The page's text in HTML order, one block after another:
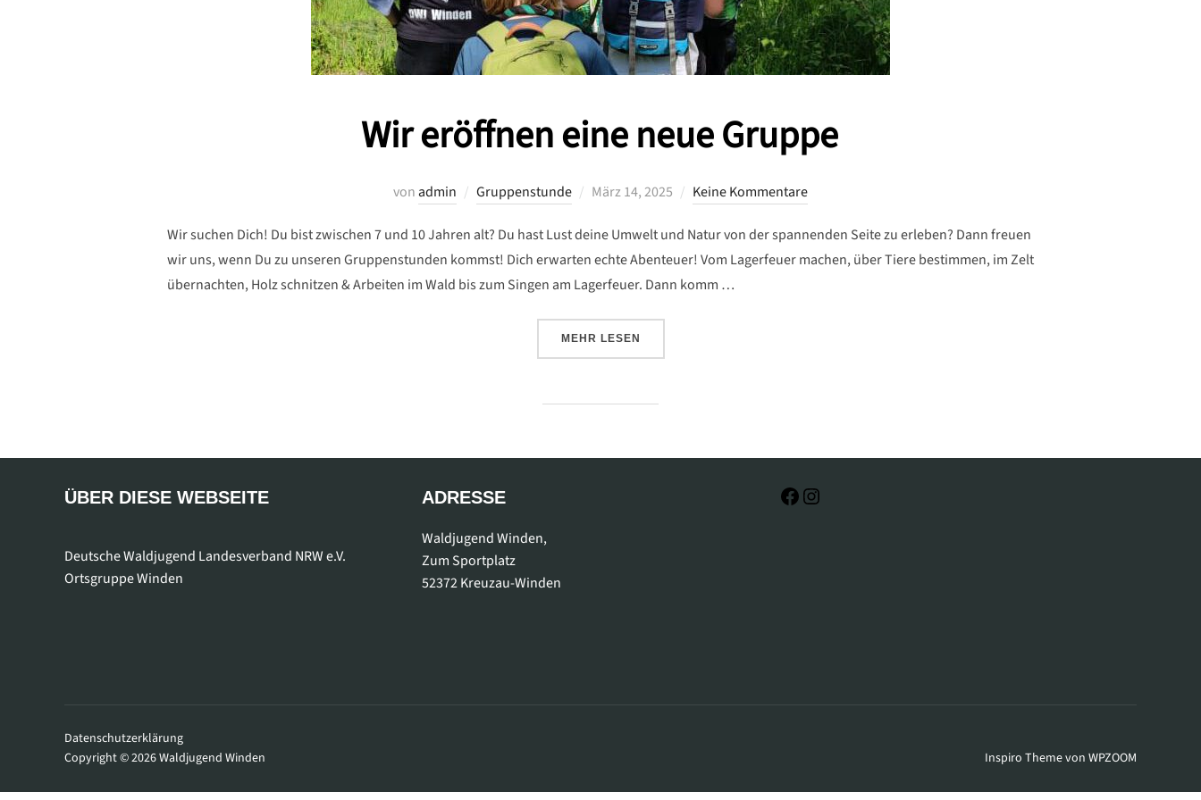
Wir eröffnen eine neue Gruppe
vonadmin Gruppenstunde
Veröffentlicht
März 14, 2025 Keine Kommentare
Wir suchen Dich! Du bist zwischen 7 und 10 Jahren alt? Du hast Lust deine Umwelt und Natur von der spannenden Seite zu erleben? Dann freuen
wir uns, wenn Du zu unseren Gruppenstunden kommst! Dich erwarten echte Abenteuer! Vom Lagerfeuer machen, über Tiere bestimmen, im Zelt
übernachten, Holz schnitzen & Arbeiten im Wald bis zum Singen am Lagerfeuer. Dann komm …
MEHR ÜBER „WIR ERÖFFNEN EINE NEUE GRUPPE“
LESEN
ÜBER DIESE WEBSEITE
Deutsche Waldjugend Landesverband NRW e.V.
Ortsgruppe Winden
ADRESSE
Waldjugend Winden,
Zum Sportplatz
52372 Kreuzau-Winden
Facebook
Datenschutzerklärung
Copyright © 2026 Waldjugend Winden
Inspiro Themevon WPZOOM